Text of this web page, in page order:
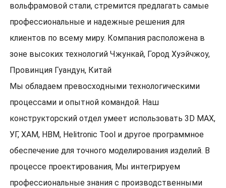
вольфрамовой стали, стремится предлагать самые
профессиональные и надежные решения для
клиентов по всему миру. Компания расположена в
зоне высоких технологий Чжункай, Город Хуэйчжоу,
Провинция Гуандун, Китай
Мы обладаем превосходными технологическими
процессами и опытной командой. Наш
конструкторский отдел умеет использовать 3D MAX,
УГ, ХАМ, НВМ, Helitronic Tool и другое программное
обеспечение для точного моделирования изделий. В
процессе проектирования, Мы интегрируем
профессиональные знания с производственными